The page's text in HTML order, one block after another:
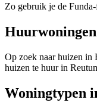
Zo gebruik je de
Op zoek naar huizen in
huizen te huur in
Woningtypen